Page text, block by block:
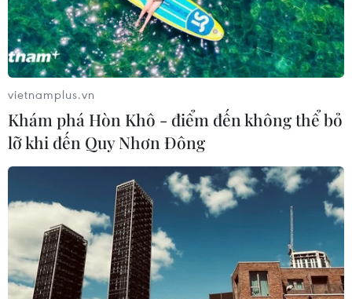
vietnamplus.vn
Khám phá Hòn Khô - điểm đến không thể bỏ
lỡ khi đến Quy Nhơn Đông